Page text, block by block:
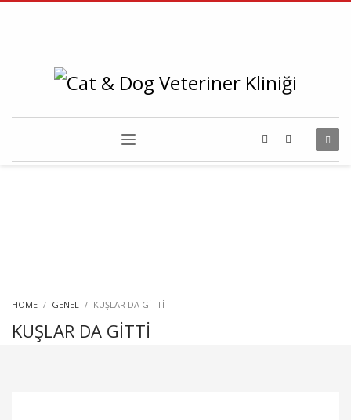
HOME GENEL KUŞLAR DA GİTTİ
KUŞLAR DA GİTTİ